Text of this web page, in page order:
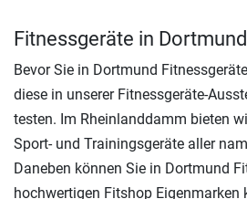
Fitnessgeräte in
Bevor Sie in Dortmund
diese in unserer Fitnessgeräte-
testen. Im Rheinlanddamm bieten
Sport- und Trainingsgeräte aller
Daneben können Sie in Dortmund
hochwertigen Fitshop Eigenmarken